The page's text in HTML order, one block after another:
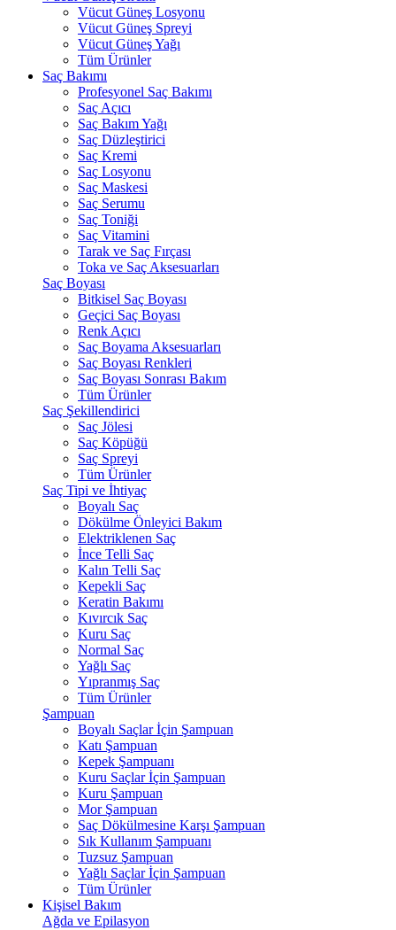
Vücut Güneş Losyonu
Vücut Güneş Spreyi
Vücut Güneş Yağı
Tüm Ürünler
Saç Bakımı
Profesyonel Saç Bakımı
Saç Açıcı
Saç Bakım Yağı
Saç Düzleştirici
Saç Kremi
Saç Losyonu
Saç Maskesi
Saç Serumu
Saç Toniği
Saç Vitamini
Tarak ve Saç Fırçası
Toka ve Saç Aksesuarları
Saç Boyası
Bitkisel Saç Boyası
Geçici Saç Boyası
Renk Açıcı
Saç Boyama Aksesuarları
Saç Boyası Renkleri
Saç Boyası Sonrası Bakım
Tüm Ürünler
Saç Şekillendirici
Saç Jölesi
Saç Köpüğü
Saç Spreyi
Tüm Ürünler
Saç Tipi ve İhtiyaç
Boyalı Saç
Dökülme Önleyici Bakım
Elektriklenen Saç
İnce Telli Saç
Kalın Telli Saç
Kepekli Saç
Keratin Bakımı
Kıvırcık Saç
Kuru Saç
Normal Saç
Yağlı Saç
Yıpranmış Saç
Tüm Ürünler
Şampuan
Boyalı Saçlar İçin Şampuan
Katı Şampuan
Kepek Şampuanı
Kuru Saçlar İçin Şampuan
Kuru Şampuan
Mor Şampuan
Saç Dökülmesine Karşı Şampuan
Sık Kullanım Şampuanı
Tuzsuz Şampuan
Yağlı Saçlar İçin Şampuan
Tüm Ürünler
Kişisel Bakım
Ağda ve Epilasyon